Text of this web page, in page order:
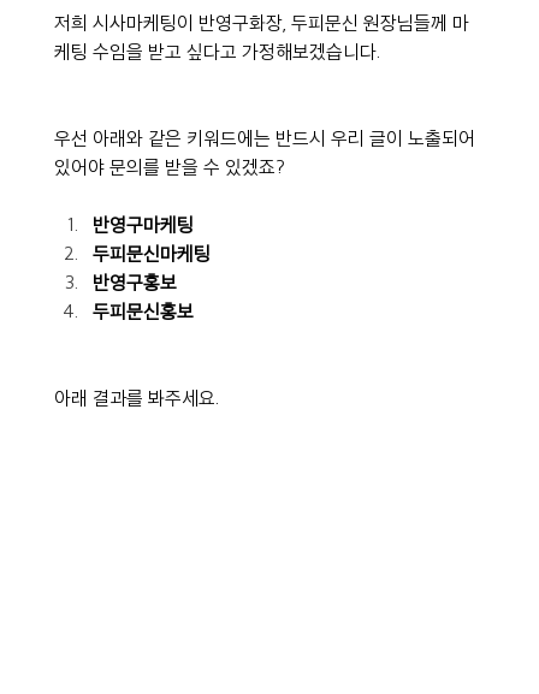
저희 시사마케팅이 반영구화장, 두피문신 원장님들께 마
케팅 수임을 받고 싶다고 가정해보겠습니다.
우선 아래와 같은 키워드에는 반드시 우리 글이 노출되어
있어야 문의를 받을 수 있겠죠?
반영구마케팅
두피문신마케팅
반영구홍보
두피문신홍보
아래 결과를 봐주세요.